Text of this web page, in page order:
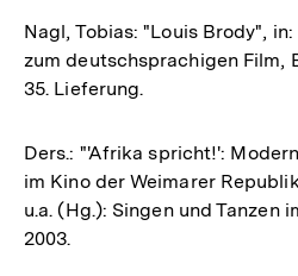
Nagl, Tobias: "Louis Brody",
zum deutschsprachigen Film,
35. Lieferung.
Ders.: "'Afrika spricht!':
im Kino der Weimarer
u.a. (Hg.): Singen und Tanzen
2003.